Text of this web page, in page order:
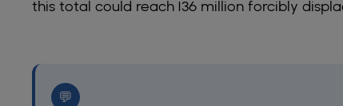
this total could reach 136 million forcibly
💬